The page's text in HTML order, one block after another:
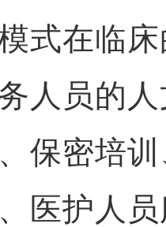
式在临
人员的
保密培
医护人